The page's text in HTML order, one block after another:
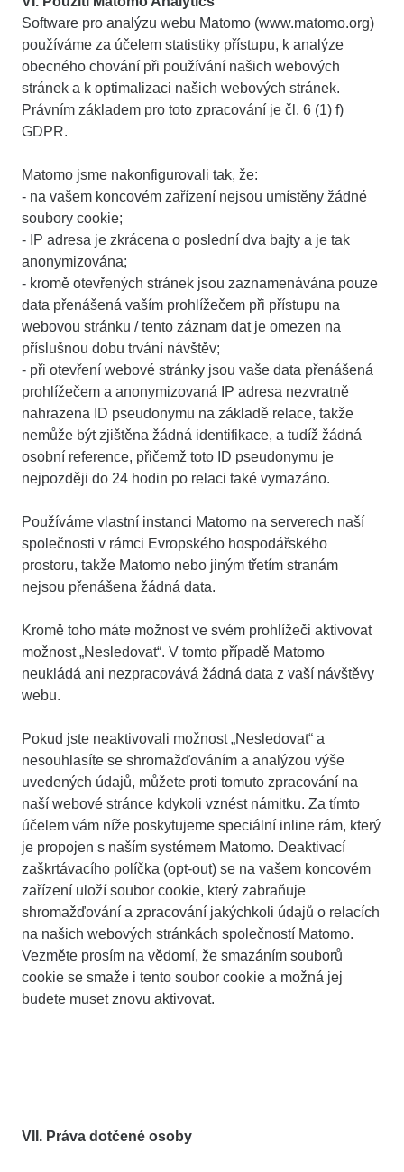
Software pro analýzu webu Matomo (www.matomo.org)
používáme za účelem statistiky přístupu, k analýze
obecného chování při používání našich webových
stránek a k optimalizaci našich webových stránek.
Právním základem pro toto zpracování je čl. 6 (1) f)
GDPR.
Matomo jsme nakonfigurovali tak, že:
- na vašem koncovém zařízení nejsou umístěny žádné
soubory cookie;
- IP adresa je zkrácena o poslední dva bajty a je tak
anonymizována;
- kromě otevřených stránek jsou zaznamenávána pouze
data přenášená vaším prohlížečem při přístupu na
webovou stránku / tento záznam dat je omezen na
příslušnou dobu trvání návštěv;
- při otevření webové stránky jsou vaše data přenášená
prohlížečem a anonymizovaná IP adresa nezvratně
nahrazena ID pseudonymu na základě relace, takže
nemůže být zjištěna žádná identifikace, a tudíž žádná
osobní reference, přičemž toto ID pseudonymu je
nejpozději do 24 hodin po relaci také vymazáno.
Používáme vlastní instanci Matomo na serverech naší
společnosti v rámci Evropského hospodářského
prostoru, takže Matomo nebo jiným třetím stranám
nejsou přenášena žádná data.
Kromě toho máte možnost ve svém prohlížeči aktivovat
možnost „Nesledovat“. V tomto případě Matomo
neukládá ani nezpracovává žádná data z vaší návštěvy
webu.
Pokud jste neaktivovali možnost „Nesledovat“ a
nesouhlasíte se shromažďováním a analýzou výše
uvedených údajů, můžete proti tomuto zpracování na
naší webové stránce kdykoli vznést námitku. Za tímto
účelem vám níže poskytujeme speciální inline rám, který
je propojen s naším systémem Matomo. Deaktivací
zaškrtávacího políčka (opt-out) se na vašem koncovém
zařízení uloží soubor cookie, který zabraňuje
shromažďování a zpracování jakýchkoli údajů o relacích
na našich webových stránkách společností Matomo.
Vezměte prosím na vědomí, že smazáním souborů
cookie se smaže i tento soubor cookie a možná jej
budete muset znovu aktivovat.
VII. Práva dotčené osoby